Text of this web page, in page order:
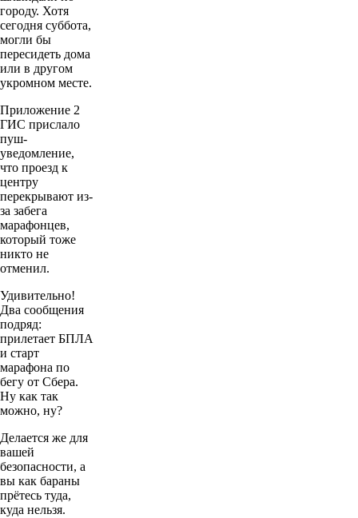
городу. Хотя
сегодня суббота,
могли бы
пересидеть дома
или в другом
укромном месте.
Приложение 2
ГИС прислало
пуш-
уведомление,
что проезд к
центру
перекрывают из-
за забега
марафонцев,
который тоже
никто не
отменил.
Удивительно!
Два сообщения
подряд:
прилетает БПЛА
и старт
марафона по
бегу от Сбера.
Ну как так
можно, ну?
Делается же для
вашей
безопасности, а
вы как бараны
прётесь туда,
куда нельзя.